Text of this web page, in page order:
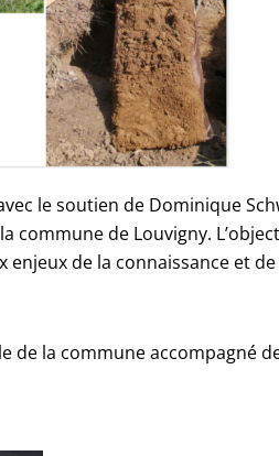
le soutien de Dominique
commune de Louvigny.
de la connaissance et
de la commune accompagné